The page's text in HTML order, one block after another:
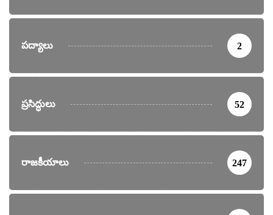
పద్యాలు 2
ప్రసిద్ధులు 52
రాజకీయాలు 247